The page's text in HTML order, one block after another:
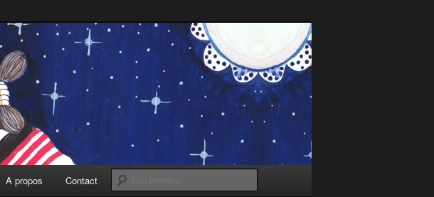
A propos Contact